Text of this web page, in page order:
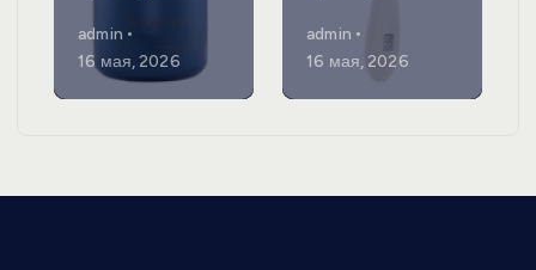
admin
16 мая, 2026
admin
16 мая, 2026